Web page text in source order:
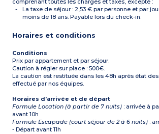
maximal : 6 personnes
bébé inclus
condiments et les produits
fournis).
- Tous les logements de
cette typologie sont des
duplex (escalier).
comprenant toutes les charges et taxes, excepté :
La taxe de séjour : 2,53 € par personne et par
moins de 18 ans. Payable lors du check-in.
Horaires et conditions
Conditions
Prix par appartement et par séjour.
Caution à régler sur place : 500€.
La caution est restituée dans les 48h après état
effectué par nos équipes.
Horaires d’arrivée et de départ
Formule Location (à partir de 7 nuits) : arrivée à
avant 10h
Formule Escapade (court séjour de 2 à 6 nuits) :
- Départ avant 11h